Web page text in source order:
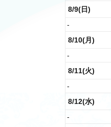
8/9(日)
-
8/10(月)
-
8/11(火)
-
8/12(水)
-